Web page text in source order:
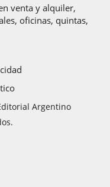
venta y alquiler,
oficinas, quintas,
Argentino